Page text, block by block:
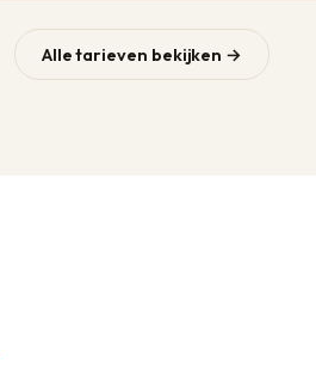
Alle tarieven bekijken →